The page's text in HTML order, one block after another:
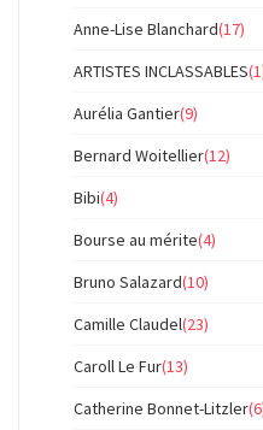
Anne-Lise Blanchard(17)
ARTISTES INCLASSABLES
Aurélia Gantier(9)
Bernard Woitellier(12)
Bibi(4)
Bourse au mérite(4)
Bruno Salazard(10)
Camille Claudel(23)
Caroll Le Fur(13)
Catherine Bonnet-Litzler